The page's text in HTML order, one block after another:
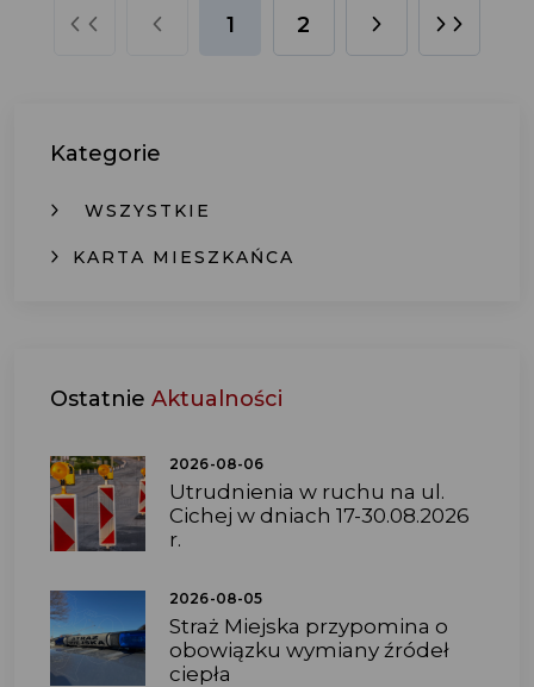
1 2
Kategorie
WSZYSTKIE
KARTA MIESZKAŃCA
Ostatnie Aktualności
2026-08-06
Utrudnienia w ruchu na ul.
Cichej w dniach 17-30.08.2026
r.
2026-08-05
Straż Miejska przypomina o
obowiązku wymiany źródeł
ciepła